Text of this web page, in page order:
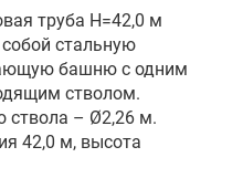
труба H=42,0 м
стальную
башню с одним
стволом.
ствола – Ø2,26 м.
42,0 м, высота